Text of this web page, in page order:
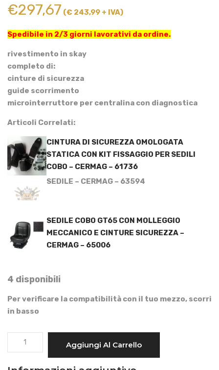
€297,67 (€ 243,99 + IVA)
Spedibile in 2/3 giorni lavorativi da ordine.
rivestimento in skay
completo di:
cinture di sicurezza
guide scorrimento
microinterruttore per centralina con diagnostica
Articoli Correlati:
CINTURA DI SICUREZZA OMOLOGATA
STATICA CON KIT FISSAGGIO PER SEDILI
COBO – CERMAG – 61736
SEDILE – CERMAG – 63594
SEDILE COBO GT65 CON MOLLEGGIO
MECCANICO E CINTURE SICUREZZA –
CERMAG – 65006
4 disponibili
Per verificare la compatibilità con il tuo mezzo, scorri
in basso
SEDILE
Aggiungi Al Carrello